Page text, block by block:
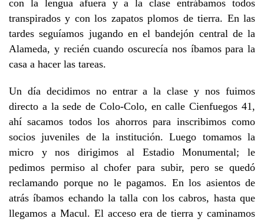
con la lengua afuera y a la clase entrábamos todos
transpirados y con los zapatos plomos de tierra. En las
tardes seguíamos jugando en el bandejón central de la
Alameda, y recién cuando oscurecía nos íbamos para la
casa a hacer las tareas.
Un día decidimos no entrar a la clase y nos fuimos
directo a la sede de Colo-Colo, en calle Cienfuegos 41,
ahí sacamos todos los ahorros para inscribimos como
socios juveniles de la institución. Luego tomamos la
micro y nos dirigimos al Estadio Monumental; le
pedimos permiso al chofer para subir, pero se quedó
reclamando porque no le pagamos. En los asientos de
atrás íbamos echando la talla con los cabros, hasta que
llegamos a Macul. El acceso era de tierra y caminamos